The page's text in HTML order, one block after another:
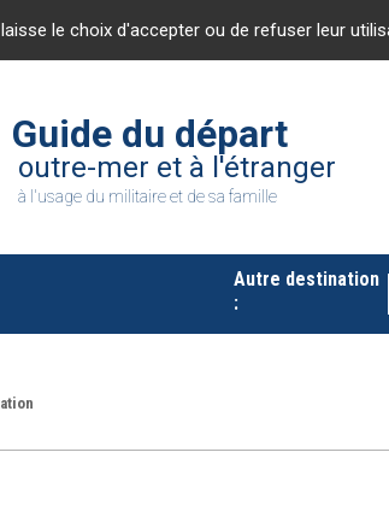
Guide du départ
outre-mer et à l'étranger
à l'usage du militaire et de sa famille
Autre destination
:
le choix d'accepter ou de refuser leur